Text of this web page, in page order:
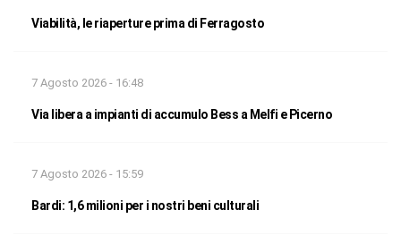
Viabilità, le riaperture prima di Ferragosto
7 Agosto 2026 - 16:48
Via libera a impianti di accumulo Bess a Melfi e Picerno
7 Agosto 2026 - 15:59
Bardi: 1,6 milioni per i nostri beni culturali